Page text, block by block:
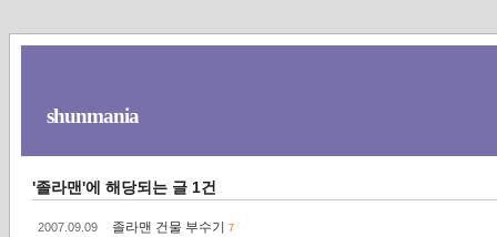
shunmania
'졸라맨'에 해당되는 글 1건
2007.09.09 졸라맨 건물 부수기 7